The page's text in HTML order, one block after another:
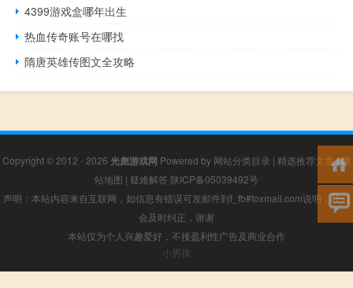
4399游戏盒哪年出生
热血传奇账号在哪找
隋唐英雄传图文全攻略
Copyright © 2012 - 2026 光彪游戏网 Powered by 网站分类目录 | 精选推荐文章|网
站地图 | 疑难解答 陕ICP备05039492号
声明：本站内容来自互联网，如信息有错误可发邮件到f_fb#foxmail.com说明，我们
会及时纠正，谢谢
本站仅为个人兴趣爱好，不接盈利性广告及商业合作
小男孩